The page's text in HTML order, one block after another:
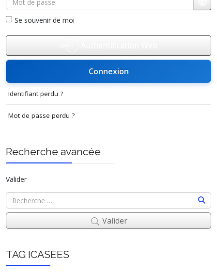
Se souvenir de moi
Connexion
Identifiant perdu ?
Mot de passe perdu ?
Recherche avancée
Valider
Valider
TAG ICASEES